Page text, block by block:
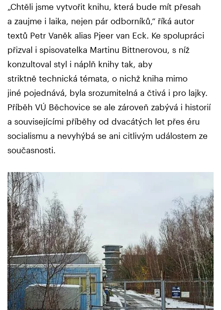
„Chtěli jsme vytvořit knihu, která bude mít přesah
a zaujme i laika, nejen pár odborníků,“ říká autor
textů Petr Vaněk alias Pjeer van Eck. Ke spolupráci
přizval i spisovatelka Martinu Bittnerovou, s níž
konzultoval styl i náplň knihy tak, aby
striktně technická témata, o nichž kniha mimo
jiné pojednává, byla srozumitelná a čtivá i pro lajky.
Příběh VÚ Běchovice se ale zároveň zabývá i historií
a souvisejícími příběhy od dvacátých let přes éru
socialismu a nevyhýbá se ani citlivým událostem ze
současnosti.